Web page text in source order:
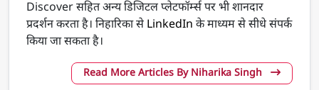
Discover सहित अन्य डिजिटल प्लेटफॉर्म्स पर भी शानदार
प्रदर्शन करता है। निहारिका से LinkedIn के माध्यम से सीधे संपर्क
किया जा सकता है।
Read More Articles By Niharika Singh